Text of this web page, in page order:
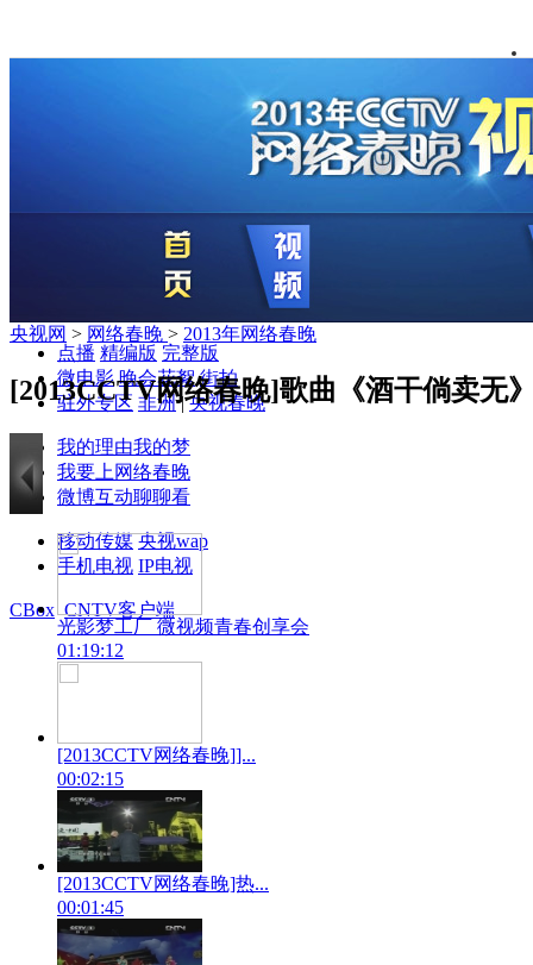
点播 精编版 完整版
微电影 晚会花絮 街拍
驻外专区 非洲|央视春晚
我的理由我的梦
我要上网络春晚
微博互动聊聊看
移动传媒 央视wap
手机电视 IP电视
CBox CNTV客户端
央视网 > 网络春晚 > 2013年网络春晚
[2013CCTV网络春晚]歌曲《酒干倘卖无
光影梦工厂 微视频青春创享会
01:19:12
[2013CCTV网络春晚]]...
00:02:15
[2013CCTV网络春晚]热...
00:01:45